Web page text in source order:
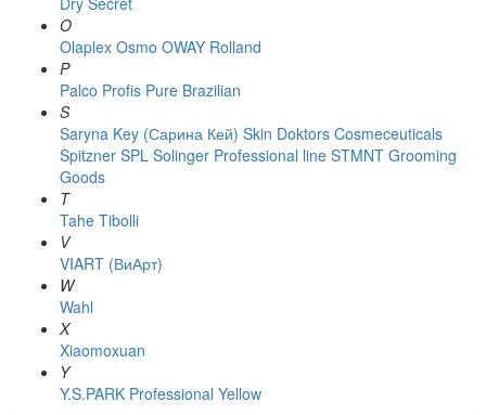
O
Olaplex Osmo OWAY Rolland
P
Palco Profis Pure Brazilian
S
Saryna Key (Сарина Кей) Skin Doktors Cosmeceuticals
Spitzner SPL Solinger Professional line STMNT Grooming
Goods
T
Tahe Tibolli
V
VIART (ВиАрт)
W
Wahl
X
Xiaomoxuan
Y
Y.S.PARK Professional Yellow